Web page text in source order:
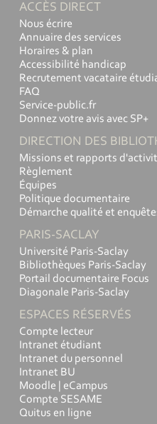
ACCÈS DIRECT
Nous écrire
Annuaire des services
Horaires & plan
Accessibilité handicap
Recrutement vacataire
FAQ
Service-public.fr
Donnez votre avis avec SP+
DIRECTION DES
Missions et rapports
Règlement
Équipes
Politique documentaire
Démarche qualité et
PARIS-SACLAY
Université Paris-Saclay
Bibliothèques Paris-Saclay
Portail documentaire Focus
Diagonale Paris-Saclay
ESPACES RÉSERVÉS
Compte lecteur
Intranet étudiant
Intranet du personnel
Intranet BU
Moodle | eCampus
Compte SESAME
Quitus en ligne